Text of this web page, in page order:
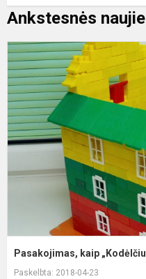
Ankstesnės
Pasakojimas, kaip
Paskelbta: 2018-04-23